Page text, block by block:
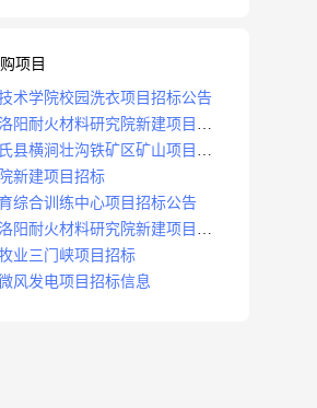
项目
术学院校园洗衣项目招标公告
阳耐火材料研究院新建项目招
县横涧壮沟铁矿区矿山项目招
新建项目招标
综合训练中心项目招标公告
阳耐火材料研究院新建项目招
业三门峡项目招标
风发电项目招标信息